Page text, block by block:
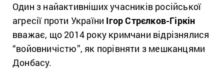
Один з найактивніших учасників російської
агресії проти України Ігор Стрєлков-Гіркін
вважає, що 2014 року кримчани відрізнялися
“войовничістю”, як порівняти з мешканцями
Донбасу.